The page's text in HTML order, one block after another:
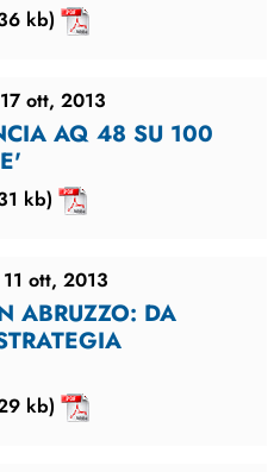
kb)
ott, 2013
AQ 48 SU 100
kb)
ott, 2013
ABRUZZO: DA
kb)